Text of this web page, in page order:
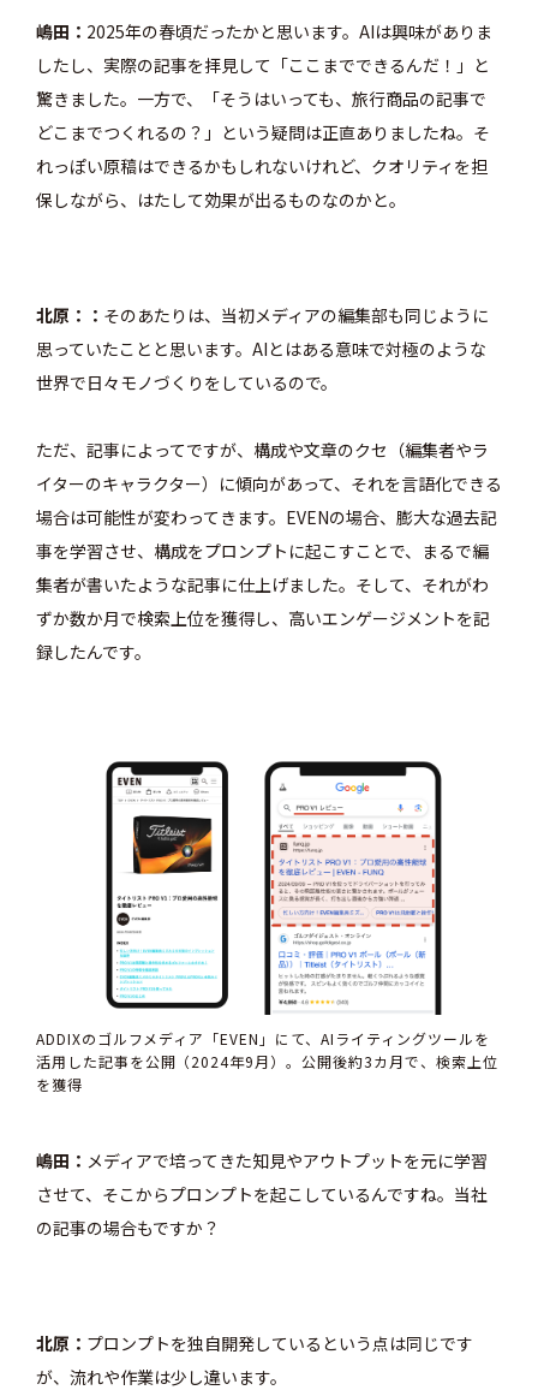
嶋田
2025年の春頃だったかと思います。AIは興味がありま
したし、実際の記事を拝見して「ここまでできるんだ！」と
驚きました。一方で、「そうはいっても、旅行商品の記事で
どこまでつくれるの？」という疑問は正直ありましたね。そ
れっぽい原稿はできるかもしれないけれど、クオリティを担
保しながら、はたして効果が出るものなのかと。
北原：
そのあたりは、当初メディアの編集部も同じように
思っていたことと思います。AIとはある意味で対極のような
世界で日々モノづくりをしているので。
ただ、記事によってですが、構成や文章のクセ（編集者やラ
イターのキャラクター）に傾向があって、それを言語化できる
場合は可能性が変わってきます。EVENの場合、膨大な過去記
事を学習させ、構成をプロンプトに起こすことで、まるで編
集者が書いたような記事に仕上げました。そして、それがわ
ずか数か月で検索上位を獲得し、高いエンゲージメントを記
録したんです。
ADDIXのゴルフメディア「EVEN」にて、AIライティングツールを
活用した記事を公開（2024年9月）。公開後約3カ月で、検索上位
を獲得
嶋田
メディアで培ってきた知見やアウトプットを元に学習
させて、そこからプロンプトを起こしているんですね。当社
の記事の場合もですか？
北原
プロンプトを独自開発しているという点は同じです
が、流れや作業は少し違います。